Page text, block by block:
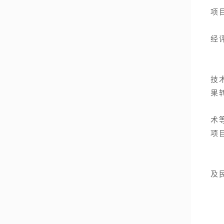
项
2.
经
1.
技
果
2.
术
项
3.
4.
及
1.